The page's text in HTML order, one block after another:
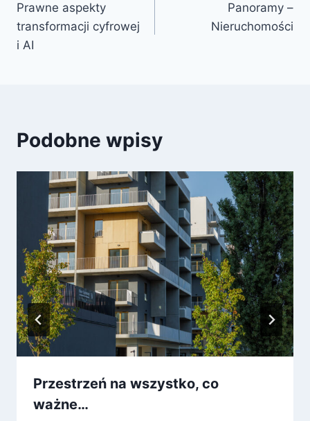
Prawne aspekty
transformacji cyfrowej
i AI
Panoramy –
Nieruchomości
Podobne wpisy
Przestrzeń na wszystko, co
ważne…